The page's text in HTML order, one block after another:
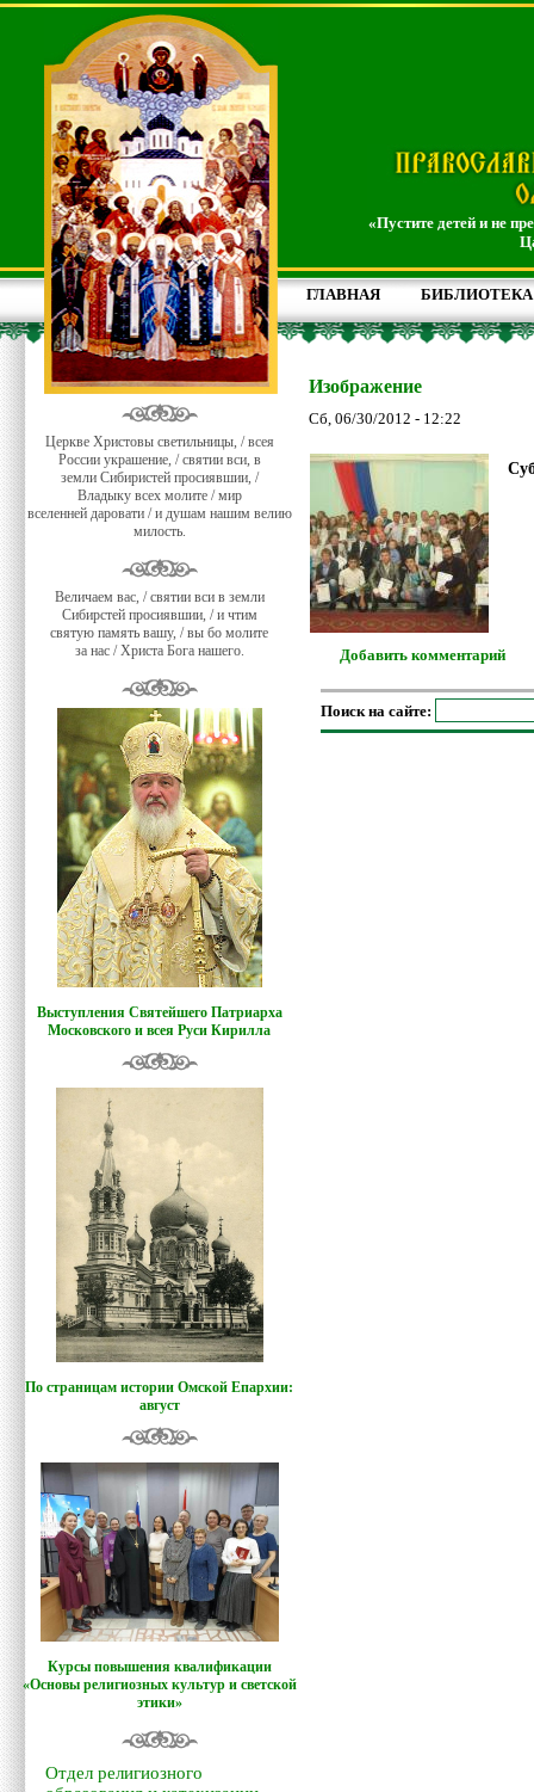
«Пустите детей и не
ГЛАВНАЯ БИБЛИОТЕКА
Церкве Христовы светильницы, / всея
России украшение, / святии вси, в
земли Сибиристей просиявшии, /
Владыку всех молите / мир
вселенней даровати / и душам нашим велию
милость.
Величаем вас, / святии вси в земли
Сибирстей просиявшии, / и чтим
святую память вашу, / вы бо молите
за нас / Христа Бога нашего.
Выступления Святейшего Патриарха
Московского и всея Руси Кирилла
По страницам истории Омской Епархии:
август
Курсы повышения квалификации
«Основы религиозных культур и светской
этики»
Отдел религиозного
Изображение
Сб, 06/30/2012 - 12:22
Добавить комментарий
Поиск на сайте: